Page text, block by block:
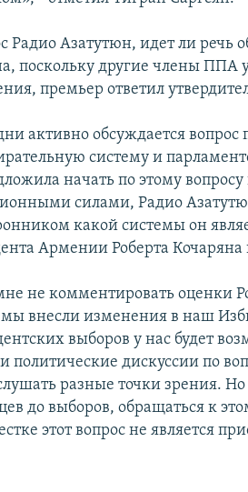
Азатутюн, идет ли речь
поскольку другие члены ППА
премьер ответил
активно обсуждается
систему и
начать по этому вопросу
силами, Радио
какой системы он
Армении Роберта Кочаряна
не комментировать оценки
мы внесли изменения в наш
выборов у нас будет
дискуссии по
разные точки зрения. Но
до выборов, обращаться к
этот вопрос не является